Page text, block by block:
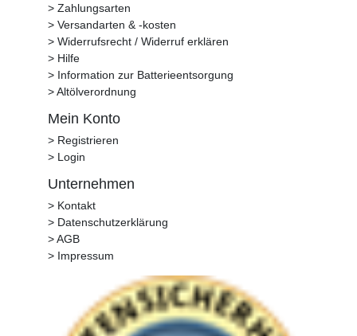
> Zahlungsarten
> Versandarten & -kosten
> Widerrufsrecht / Widerruf erklären
> Hilfe
> Information zur Batterieentsorgung
> Altölverordnung
Mein Konto
> Registrieren
> Login
Unternehmen
> Kontakt
> Datenschutzerklärung
> AGB
> Impressum